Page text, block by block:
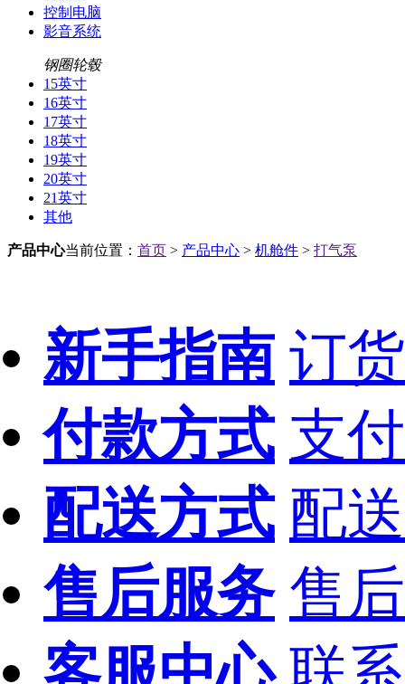
控制电脑
影音系统
钢圈轮毂
15英寸
16英寸
17英寸
18英寸
19英寸
20英寸
21英寸
其他
产品中心当前位置： 首页 > 产品中心 > 机舱件 > 打气泵
新手指南 订
付款方式 支
配送方式 配
售后服务 售